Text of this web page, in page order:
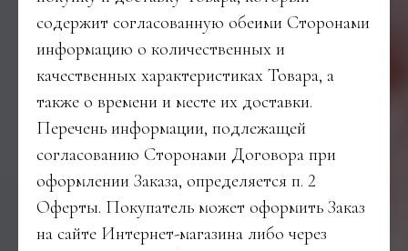
содержит согласованную обеими Сторонами
информацию о количественных и
качественных характеристиках Товара, а
также о времени и месте их доставки.
Перечень информации, подлежащей
согласованию Сторонами Договора при
оформлении Заказа, определяется п. 2
Оферты. Покупатель может оформить Заказ
на сайте Интернет-магазина либо через